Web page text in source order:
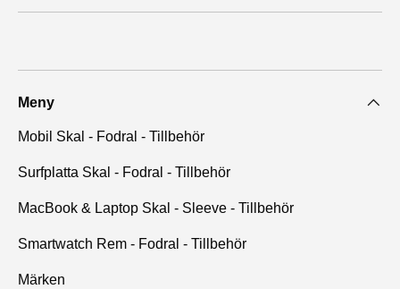
Meny
Mobil Skal - Fodral - Tillbehör
Surfplatta Skal - Fodral - Tillbehör
MacBook & Laptop Skal - Sleeve - Tillbehör
Smartwatch Rem - Fodral - Tillbehör
Märken